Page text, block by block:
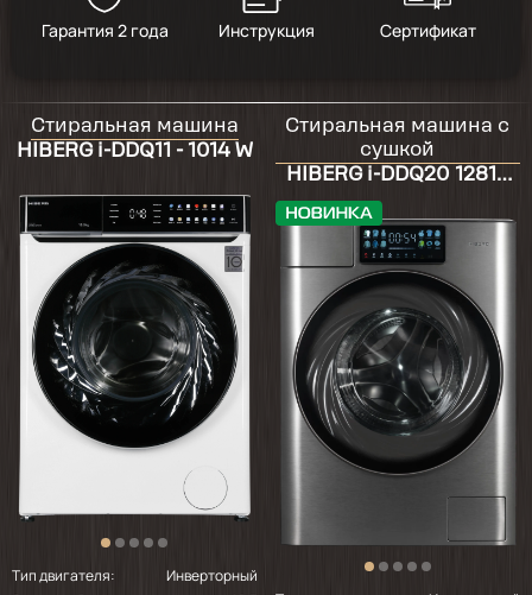
внешний вид, функции, объем барабана
большой, машина стиральная очень
понравилась! сделали стирку сделали все
Очень довольна стиральной машиной , все
режимы работают
2025-07-29
отличная стиралка, и сушку под свои
запросы настроить можно и работает почти
не слышно и звуковой сигнал по окончании
работы деликатный. мечта сбылась)))
2025-05-29
Гарантия 2 года Инструкция Сертификат
Стиральная машина
HIBERG i-DDQ11 - 1014 W
Тип двигателя:
Инверторный
Стиральная машина с
сушкой
HIBERG i-DDQ20 12814